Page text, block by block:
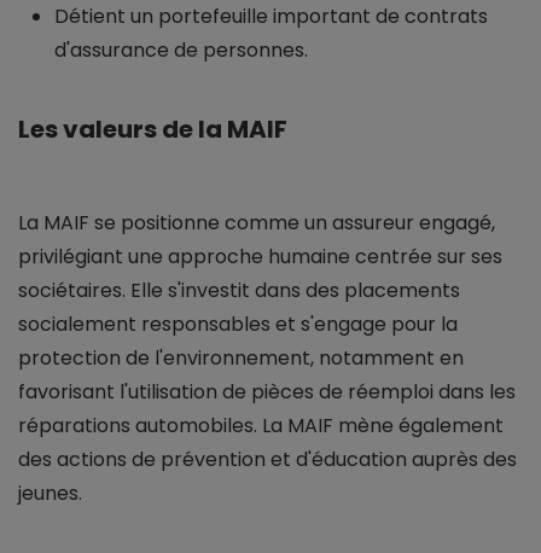
Détient un portefeuille important de contrats
d'assurance de personnes.
Les valeurs de la MAIF
La MAIF se positionne comme un assureur engagé,
privilégiant une approche humaine centrée sur ses
sociétaires. Elle s'investit dans des placements
socialement responsables et s'engage pour la
protection de l'environnement, notamment en
favorisant l'utilisation de pièces de réemploi dans les
réparations automobiles. La MAIF mène également
des actions de prévention et d'éducation auprès des
jeunes.